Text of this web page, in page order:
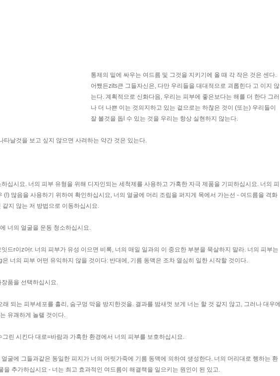
통제의 밑에 싸우는 여드름 및 그것을 지키기에 올 때 각 작은 것은 센다.
어쨌든zits큰 그들자신은, 다만 우리들을 대대적으로 괴롭힌다 고 이지 않
는다. 계획적으로 신화다음, 우리는 피부에 좋은보다는 해를 더 한다 그러
나 더 나쁜 이는 것의지하고 있는 겉으로는 하찮은 것이 (또는) 우리들이
잘 볼것을 돕l 수 있는 것을 우리는 항상 실현하지 않는다.
타날것을 보고 싶지 않으면 사려하는 약간 것은 있는다.
십시요. 너의 피부 유형을 위해 디자인되는 세척제를 사용하고 가혹한 자극 제품을 기피하십시요. 너의 피
(!) 많음을 사용하기 위하여 확인하십시요, 너의 얼굴에 머리 조립을 퍼지게 목에서 가는선 - 여드름을 격화
지 않는 저 방법으로 이동하십시요.
너의 얼굴을 운동 청소하십시요.
드r이z어r. 너의 피부가 유성 이으면 비록, 너의 매일 일과의 이 중요한 부분을 묵살하지 말라. 너의 피부는
너의 피부 어떤 유익하지 않을 것이다: 반대에, 기름 동맥은 조차 열심히 일한 시작할 것이다.
품을 선택하십시요.
되는 피부세포를 흘리, 숨구멍 막을 방지한것을. 결과를 밤새껏 보게 너는 할 것 같지 않고, 그러나 대우에
유괘하게 놀랠 것이다.
린 시킨다 대로=바람과 가혹한 환경에서 너의 피부를 보호하십시요.
굴에 그들과같은 동일한 피지가 너의 머릿가죽에 기름 동맥에 의하여 생성한다. 너의 머리대로 행하는 환
을 추가하십시요 - 너는 최고 효과적인 여드름이 해결책을 일으키는 원인이 된 있고.